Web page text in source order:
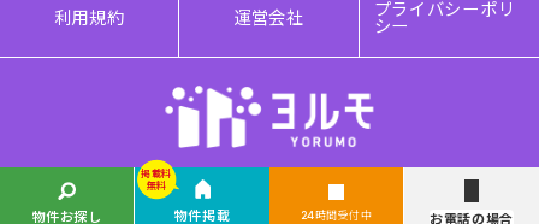
物件お探し
掲載料
無料
物件掲載 24時間受付中 お電話の場合
利用規約 運営会社 プライバシーポリ
シー
Copyright © YORUMO®. All rights reserved.
物件お探し
掲載料
無料
物件掲載 24時間受付中 お電話の場合